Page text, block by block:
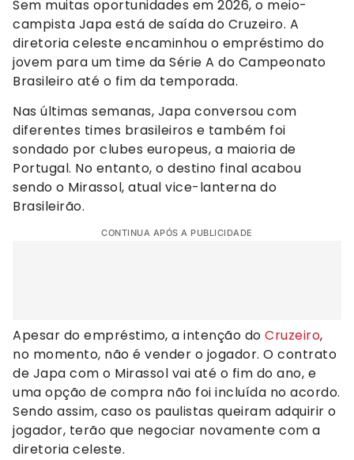
Sem muitas oportunidades em 2026, o meio-
campista Japa está de saída do Cruzeiro. A
diretoria celeste encaminhou o empréstimo do
jovem para um time da Série A do Campeonato
Brasileiro até o fim da temporada.
Nas últimas semanas, Japa conversou com
diferentes times brasileiros e também foi
sondado por clubes europeus, a maioria de
Portugal. No entanto, o destino final acabou
sendo o Mirassol, atual vice-lanterna do
Brasileirão.
CONTINUA APÓS A PUBLICIDADE
Apesar do empréstimo, a intenção do Cruzeiro,
no momento, não é vender o jogador. O contrato
de Japa com o Mirassol vai até o fim do ano, e
uma opção de compra não foi incluída no acordo.
Sendo assim, caso os paulistas queiram adquirir o
jogador, terão que negociar novamente com a
diretoria celeste.